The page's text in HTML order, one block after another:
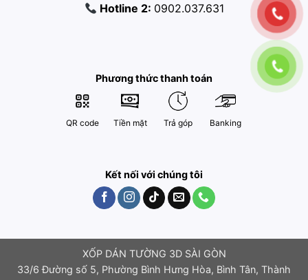
Hotline 2: 0902.037.631
Phương thức thanh toán
QR code Tiền mặt Trả góp Banking
Kết nối với chúng tôi
XỐP DÁN TƯỜNG 3D SÀI GÒN
33/6 Đường số 5, Phường Bình Hưng Hòa, Bình Tân, Thành